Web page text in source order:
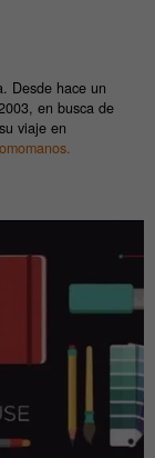
Desde hace un
en busca de
viaje en